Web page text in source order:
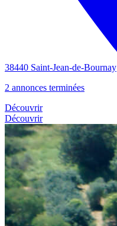
38440 Saint-Jean-de-Bournay
2 annonces terminées
Découvrir
Découvrir